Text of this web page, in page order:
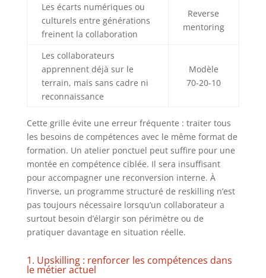
Les écarts numériques ou
culturels entre générations
freinent la collaboration
Reverse
mentoring
Les collaborateurs
apprennent déjà sur le
terrain, mais sans cadre ni
reconnaissance
Modèle
70-20-10
Cette grille évite une erreur fréquente : traiter tous
les besoins de compétences avec le même format de
formation. Un atelier ponctuel peut suffire pour une
montée en compétence ciblée. Il sera insuffisant
pour accompagner une reconversion interne. À
l’inverse, un programme structuré de reskilling n’est
pas toujours nécessaire lorsqu’un collaborateur a
surtout besoin d’élargir son périmètre ou de
pratiquer davantage en situation réelle.
1. Upskilling : renforcer les compétences dans
le métier actuel